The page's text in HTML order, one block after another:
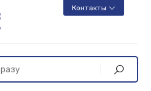
Контакты